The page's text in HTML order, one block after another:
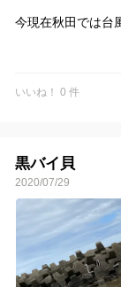
今現在秋田では台
発送が大幅に遅
い。
いいね！ 0 件
黒バイ貝
2020/07/29